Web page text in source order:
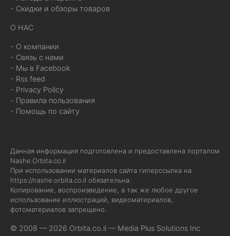
- Скидки и обзоры товаров
О НАС
- О компании
- Связь с нами
- Мы в Facebook
- Rss feed
- Privacy Policy
- Правила пользования
- Помощь по сайту
Данная информация подготовлена и предоставлена порталом
Nashe.Orbita.co.il
При использовании материалов сайта гиперссылка на
https://nashe.orbita.co.il обязательна.
Копирование, воспроизведение, а так же любое другое
использование иллюстраций, видеоматериалов,
фотоматериалов запрещено.
© 2008 — 2026 Orbita.co.il — Media Plus Solutions Inc